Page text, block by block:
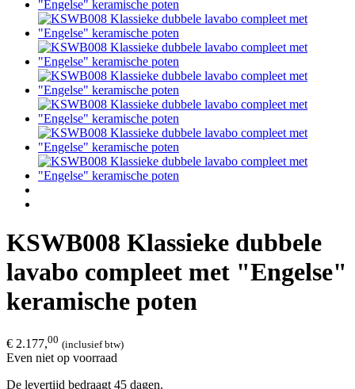
KSWB008 Klassieke dubbele
lavabo compleet met "Engelse"
keramische poten
€ 2.177,00 (inclusief btw)
Even niet op voorraad
De levertijd bedraagt 45 dagen.